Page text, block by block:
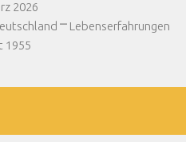
2026
⎻ Lebenserfahrungen
1955